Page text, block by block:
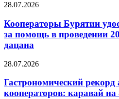
28.07.2026
Кооператоры Бурятии
за помощь в проведении
дацана
28.07.2026
Гастрономический рекорд
кооператоров: каравай